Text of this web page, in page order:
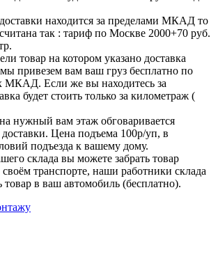
находится за пределами МКАД то
так : тариф по Москве 2000+70 руб.
товар на котором указано доставка
привезем вам ваш груз бесплатно по
МКАД. Если же вы находитесь за
будет стоить только за километраж (
нужный вам этаж обговаривается
доставки. Цена подъема 100р/уп, в
подъезда к вашему дому.
склада вы можете забрать товар
своём транспорте, наши работники склада
товар в ваш автомобиль (бесплатно).